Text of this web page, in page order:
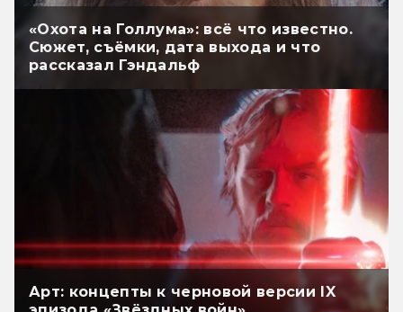
«Охота на Голлума»: всё что известно.
Сюжет, съёмки, дата выхода и что
рассказал Гэндальф
Арт: концепты к черновой версии IX